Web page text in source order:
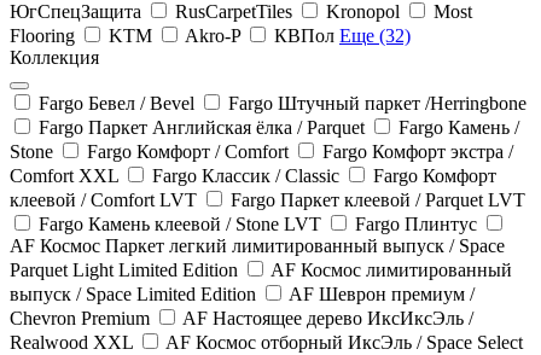
ЮгСпецЗащита
RusCarpetTiles Kronopol
Most
Flooring
KTM Akro-P КВПол Еще (32)
Коллекция
Fargo Бевел / Bevel
Fargo Штучный паркет /Herringbone
Fargo Паркет Английская ёлка / Parquet
Fargo Камень /
Stone
Fargo Комфорт / Comfort
Fargo Комфорт экстра /
Comfort XXL
Fargo Классик / Classic
Fargo Комфорт
клеевой / Comfort LVT
Fargo Паркет клеевой / Parquet LVT
Fargo Камень клеевой / Stone LVT
Fargo Плинтус
AF Космос Паркет легкий лимитированный выпуск / Space
Parquet Light Limited Edition
AF Космос лимитированный
выпуск / Space Limited Edition
AF Шеврон премиум /
Chevron Premium
AF Настоящее дерево ИксИксЭль /
Realwood XXL
AF Космос отборный ИксЭль / Space Select